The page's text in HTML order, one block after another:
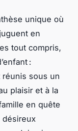
unique où
en
tout compris,
:
sous un
plaisir et à la
en quête
désireux